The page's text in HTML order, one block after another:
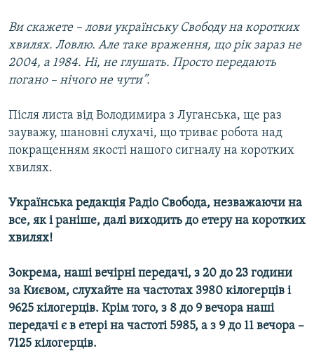
Ви скажете – лови українську Свободу на коротких
хвилях. Ловлю. Але таке враження, що рік зараз не
2004, а 1984. Ні, не глушать. Просто передають
погано – нічого не чути”.
Після листа від Володимира з Луганська, ще раз
зауважу, шановні слухачі, що триває робота над
покращенням якості нашого сигналу на коротких
хвилях.
Українська редакція Радіо Свобода, незважаючи на
все, як і раніше, далі виходить до етеру на коротких
хвилях!
Зокрема, наші вечірні передачі, з 20 до 23 години
за Києвом, слухайте на частотах 3980 кілогерців і
9625 кілогерців. Крім того, з 8 до 9 вечора наші
передачі є в етері на частоті 5985, а з 9 до 11 вечора –
7125 кілогерців.